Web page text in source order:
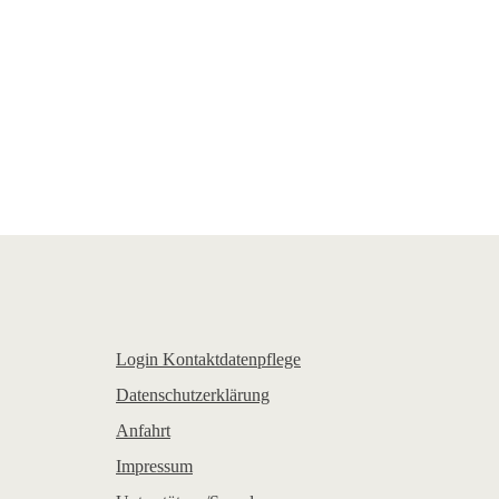
Login Kontaktdatenpflege
Datenschutzerklärung
Anfahrt
Impressum